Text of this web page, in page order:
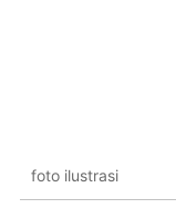
foto ilustrasi